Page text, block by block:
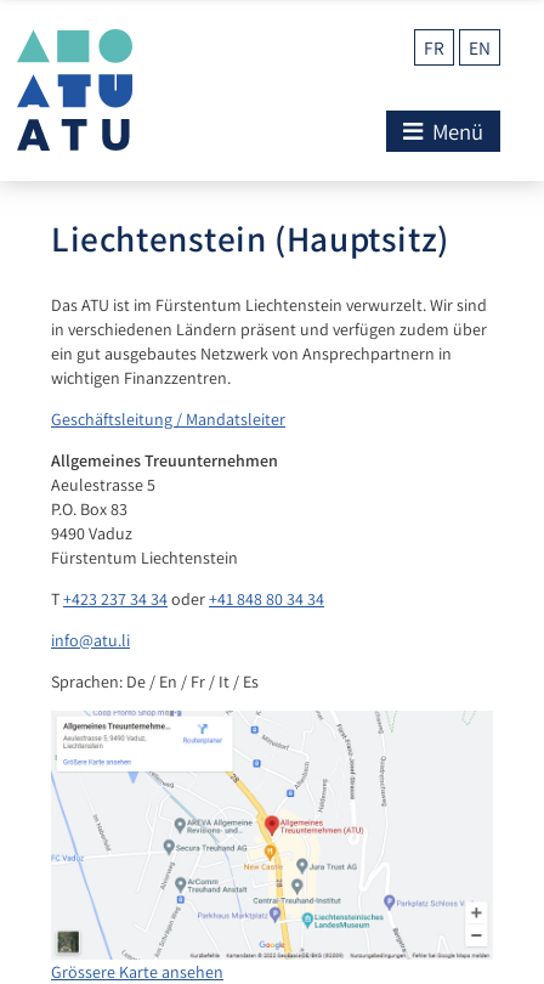
FR EN
Menü
Liechtenstein (Hauptsitz)
Das ATU ist im Fürstentum Liechtenstein verwurzelt. Wir sind
in verschiedenen Ländern präsent und verfügen zudem über
ein gut ausgebautes Netzwerk von Ansprechpartnern in
wichtigen Finanzzentren.
Geschäftsleitung / Mandatsleiter
Allgemeines Treuunternehmen
Aeulestrasse 5
P.O. Box 83
9490 Vaduz
Fürstentum Liechtenstein
T+423 237 34 34oder+41 848 80 34 34
info@atu.li
Sprachen: De / En / Fr / It / Es
Grössere Karte ansehen